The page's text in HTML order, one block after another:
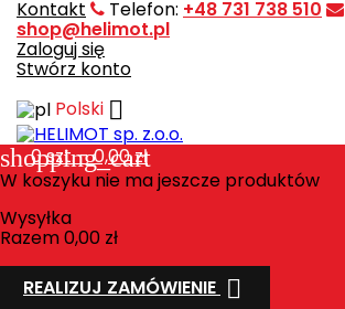
Kontakt Telefon: +48 731 738 510
shop@helimot.pl
Zaloguj się
Stwórz konto
Polski 
shopping_cart
0szt. - 0,00 zł
W koszyku nie ma jeszcze produktów
Wysyłka
Razem0,00 zł
REALIZUJ ZAMÓWIENIE 